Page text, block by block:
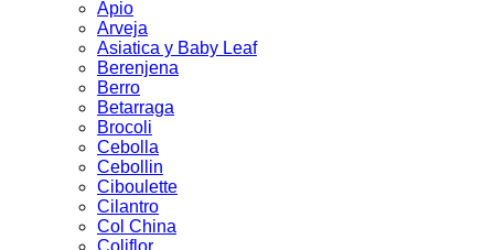
Apio
Arveja
Asiatica y Baby Leaf
Berenjena
Berro
Betarraga
Brocoli
Cebolla
Cebollin
Ciboulette
Cilantro
Col China
Coliflor